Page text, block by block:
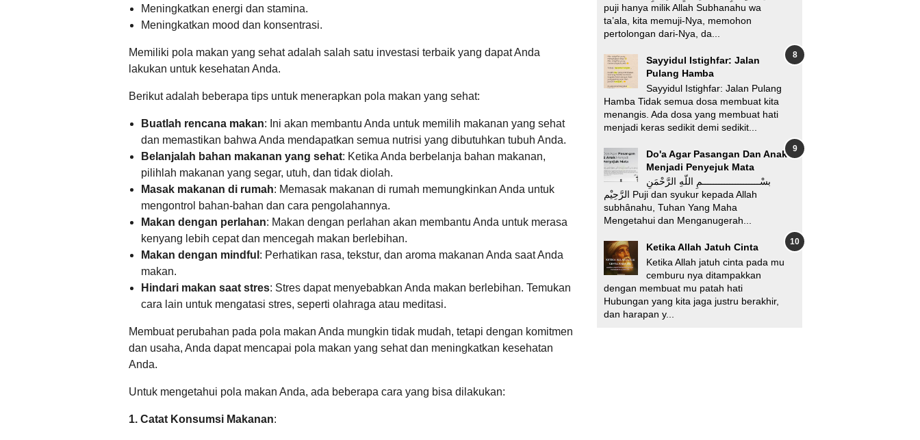
Meningkatkan energi dan stamina.
Meningkatkan mood dan konsentrasi.
Memiliki pola makan yang sehat adalah salah satu investasi terbaik yang dapat Anda
lakukan untuk kesehatan Anda.
Berikut adalah beberapa tips untuk menerapkan pola makan yang sehat:
Buatlah rencana makan: Ini akan membantu Anda untuk memilih makanan yang sehat
dan memastikan bahwa Anda mendapatkan semua nutrisi yang dibutuhkan tubuh Anda.
Belanjalah bahan makanan yang sehat: Ketika Anda berbelanja bahan makanan,
pilihlah makanan yang segar, utuh, dan tidak diolah.
Masak makanan di rumah: Memasak makanan di rumah memungkinkan Anda untuk
mengontrol bahan-bahan dan cara pengolahannya.
Makan dengan perlahan: Makan dengan perlahan akan membantu Anda untuk merasa
kenyang lebih cepat dan mencegah makan berlebihan.
Makan dengan mindful : Perhatikan rasa, tekstur, dan aroma makanan Anda saat Anda
makan.
Hindari makan saat stres: Stres dapat menyebabkan Anda makan berlebihan. Temukan
cara lain untuk mengatasi stres, seperti olahraga atau meditasi.
Membuat perubahan pada pola makan Anda mungkin tidak mudah, tetapi dengan komitmen
dan usaha, Anda dapat mencapai pola makan yang sehat dan meningkatkan kesehatan
Anda.
Untuk mengetahui pola makan Anda, ada beberapa cara yang bisa dilakukan:
1. Catat Konsumsi Makanan:
puji hanya milik Allah Subhanahu wa
ta’ala, kita memuji-Nya, memohon
pertolongan dari-Nya, da...
Sayyidul Istighfar: Jalan
Pulang Hamba
Sayyidul Istighfar: Jalan Pulang
Hamba Tidak semua dosa membuat kita
menangis. Ada dosa yang membuat hati
menjadi keras sedikit demi sedikit...
Do'a Agar Pasangan Dan Anak
Menjadi Penyejuk Mata
بسْـــــــــــــــــــــمِ اللّهِ الرَّحْمَنِ
الرَّحِيْم Puji dan syukur kepada Allah
subhânahu, Tuhan Yang Maha
Mengetahui dan Menganugerah...
Ketika Allah Jatuh Cinta
Ketika Allah jatuh cinta pada mu
cemburu nya ditampakkan
dengan membuat mu patah hati
Hubungan yang kita jaga justru berakhir,
dan harapan y...